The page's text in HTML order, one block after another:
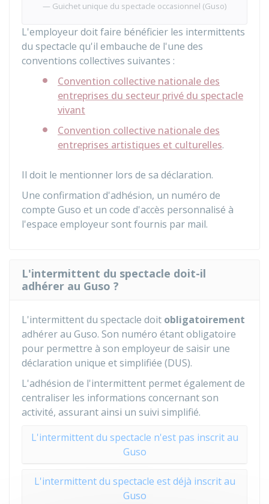
Guichet unique du spectacle occasionnel (Guso)
L'employeur doit faire bénéficier les intermittents
du spectacle qu'il embauche de l'une des
conventions collectives suivantes :
Convention collective nationale des
entreprises du secteur privé du spectacle
vivant
Convention collective nationale des
entreprises artistiques et culturelles.
Il doit le mentionner lors de sa déclaration.
Une confirmation d'adhésion, un numéro de
compte Guso et un code d'accès personnalisé à
l'espace employeur sont fournis par mail.
L'intermittent du spectacle doit-il
adhérer au Guso ?
L'intermittent du spectacle doit obligatoirement
adhérer au Guso. Son numéro étant obligatoire
pour permettre à son employeur de saisir une
déclaration unique et simplifiée (DUS).
L'adhésion de l'intermittent permet également de
centraliser les informations concernant son
activité, assurant ainsi un suivi simplifié.
L'intermittent du spectacle n'est pas inscrit au
Guso
L'intermittent du spectacle est déjà inscrit au
Guso